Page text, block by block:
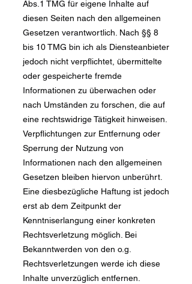
Abs.1 TMG für eigene Inhalte auf
diesen Seiten nach den allgemeinen
Gesetzen verantwortlich. Nach §§ 8
bis 10 TMG bin ich als Diensteanbieter
jedoch nicht verpflichtet, übermittelte
oder gespeicherte fremde
Informationen zu überwachen oder
nach Umständen zu forschen, die auf
eine rechtswidrige Tätigkeit hinweisen.
Verpflichtungen zur Entfernung oder
Sperrung der Nutzung von
Informationen nach den allgemeinen
Gesetzen bleiben hiervon unberührt.
Eine diesbezügliche Haftung ist jedoch
erst ab dem Zeitpunkt der
Kenntniserlangung einer konkreten
Rechtsverletzung möglich. Bei
Bekanntwerden von den o.g.
Rechtsverletzungen werde ich diese
Inhalte unverzüglich entfernen.